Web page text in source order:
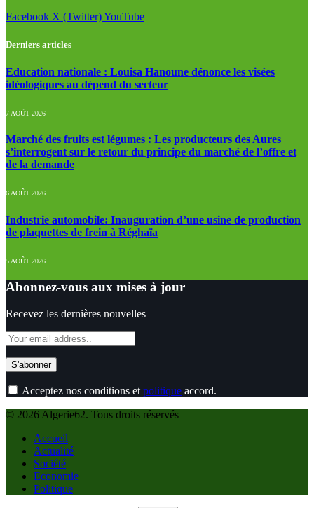
Facebook X (Twitter)YouTube
Derniers articles
Education nationale : Louisa Hanoune dénonce les visées
idéologiques au dépend du secteur
7 AOÛT 2026
Marché des fruits est légumes : Les producteurs des Aures
s’interrogent sur le retour du principe du marché de l’offre et
de la demande
6 AOÛT 2026
Industrie automobile: Inauguration d’une usine de production
de plaquettes de frein à Réghaïa
5 AOÛT 2026
Abonnez-vous aux mises à jour
Recevez les dernières nouvelles
Acceptez nos conditions etpolitique accord.
© 2026 Algerie62. Tous droits réservés
Accueil
Actualité
Société
Economie
Politique